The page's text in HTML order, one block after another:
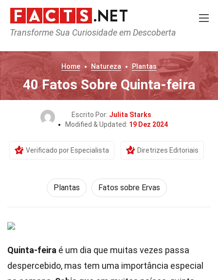
Transforme Sua Curiosidade em Descoberta
Home Natureza Plantas
40 Fatos Sobre Quinta-feira
Escrito Por: Julita Starks
Modified & Updated: 19 Dez 2024
Verificado por Especialista Diretrizes Editoriais
Plantas Fatos sobre Ervas
Quinta-feira é um dia que muitas vezes passa
despercebido, mas tem uma importância especial